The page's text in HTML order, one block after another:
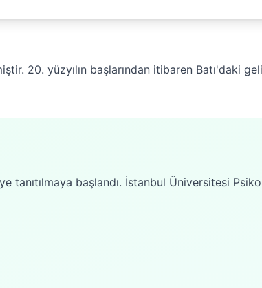
20. yüzyılın başlarından itibaren Batı'daki
tanıtılmaya başlandı. İstanbul Üniversitesi